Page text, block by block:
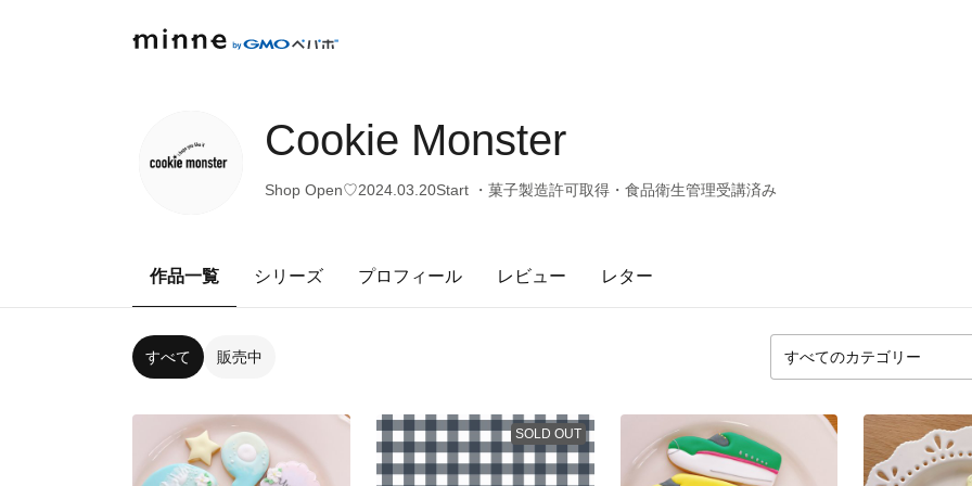
Cookie Monster
Shop Open♡2024.03.20Start ・菓子製造許可取得・食品衛生管理受講済み
作品一覧 シリーズ プロフィール レビュー レター
すべて 販売中
SOLD OUT